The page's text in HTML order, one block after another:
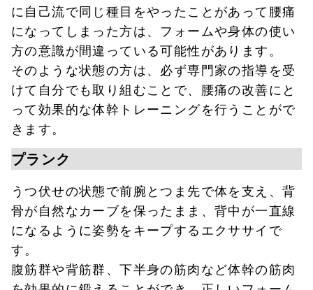
に自己流で同じ種目をやったことがあって腰痛
になってしまった方は、フォームや身体の使い
方の意識が間違っている可能性があります。
そのような状態の方は、必ず専門家の指導を受
けて自分でも取り組むことで、腰痛の改善にと
って効果的な体幹トレーニングを行うことがで
きます。
プランク
うつ伏せの状態で前腕とつま先で体を支え、背
骨が自然なカーブを保ったまま、背中が一直線
になるように姿勢をキープするエクササイで
す。
腹筋群や背筋群、下半身の筋肉など体幹の筋肉